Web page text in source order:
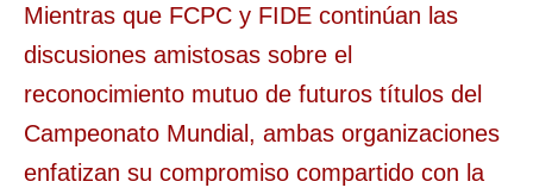
Mientras que FCPC y FIDE continúan las
discusiones amistosas sobre el
reconocimiento mutuo de futuros títulos del
Campeonato Mundial, ambas organizaciones
enfatizan su compromiso compartido con la